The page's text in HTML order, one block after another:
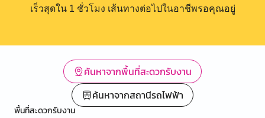
เร็วสุดใน 1 ชั่วโมง เส้นทางต่อไปในอาชีพรอคุณอยู่
ค้นหาจากพื้นที่สะดวกรับงาน
ค้นหาจากสถานีรถไฟฟ้า
พื้นที่สะดวกรับงาน